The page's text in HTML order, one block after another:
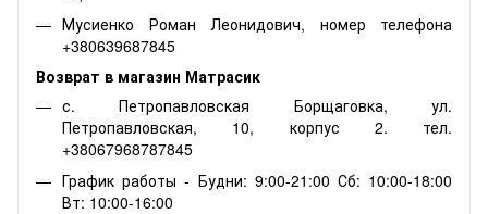
Мусиенко Роман Леонидович, номер телефона
+380639687845
Возврат в магазин Матрасик
с. Петропавловская Борщаговка, ул.
Петропавловская, 10, корпус 2. тел.
+38067968787845
График работы - Будни: 9:00-21:00 Сб: 10:00-18:00
Вт: 10:00-16:00